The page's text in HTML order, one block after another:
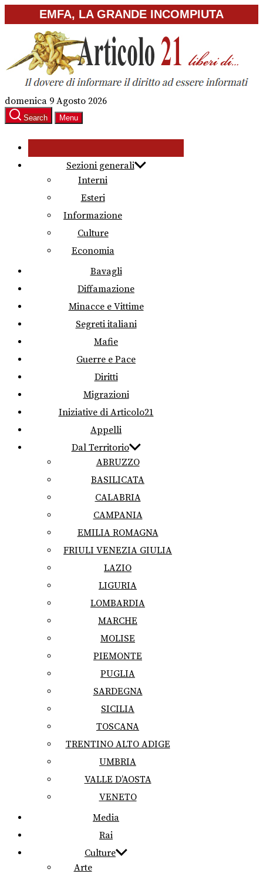
to
content
EMFA, LA GRANDE INCOMPIUTA
domenica 9 Agosto 2026
Search Menu
Sezioni generali
Interni
Esteri
Informazione
Culture
Economia
Bavagli
Diffamazione
Minacce e Vittime
Segreti italiani
Mafie
Guerre e Pace
Diritti
Migrazioni
Iniziative di Articolo21
Appelli
Dal Territorio
ABRUZZO
BASILICATA
CALABRIA
CAMPANIA
EMILIA ROMAGNA
FRIULI VENEZIA GIULIA
LAZIO
LIGURIA
LOMBARDIA
MARCHE
MOLISE
PIEMONTE
PUGLIA
SARDEGNA
SICILIA
TOSCANA
TRENTINO ALTO ADIGE
UMBRIA
VALLE D’AOSTA
VENETO
Media
Rai
Culture
Arte